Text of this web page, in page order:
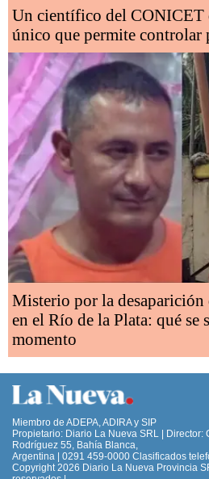
Un científico del CONICET
único que permite controlar
Misterio por la desaparición
en el Río de la Plata: qué se
momento
Miembro de ADEPA, ADIRA y SIP
Propietario: Diario La Nueva SRL | Director:
Rodríguez 55, Bahía Blanca,
Argentina | 0291 459-0000 Clasificados
Copyright 2026 Diario La Nueva Provincia